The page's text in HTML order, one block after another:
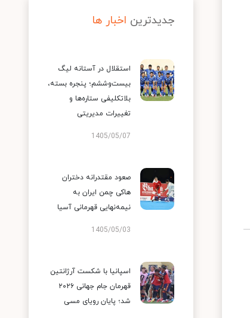
جدیدترین اخبار ها
استقلال در آستانه لیگ
بیست‌وششم؛ پنجره بسته،
بلاتکلیفی ستاره‌ها و
تغییرات مدیریتی
1405/05/07
صعود مقتدرانه دختران
هاکی چمن ایران به
نیمه‌نهایی قهرمانی آسیا
1405/05/03
اسپانیا با شکست آرژانتین
قهرمان جام جهانی ۲۰۲۶
شد؛ پایان رویای مسی